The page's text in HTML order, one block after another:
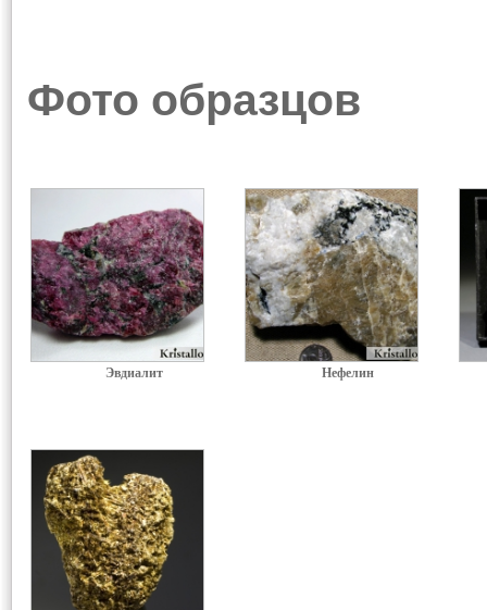
Фото образцов
Эвдиалит Нефелин